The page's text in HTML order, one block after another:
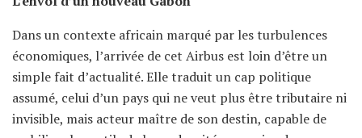
Dans un contexte africain marqué par les turbulences
économiques, l’arrivée de cet Airbus est loin d’être un
simple fait d’actualité. Elle traduit un cap politique
assumé, celui d’un pays qui ne veut plus être tributaire ni
invisible, mais acteur maître de son destin, capable de